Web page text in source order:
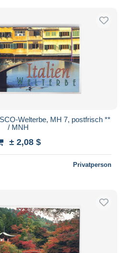
Welterbe, MH 7, postfrisch **
/ MNH
± 2,08 $
Privatperson